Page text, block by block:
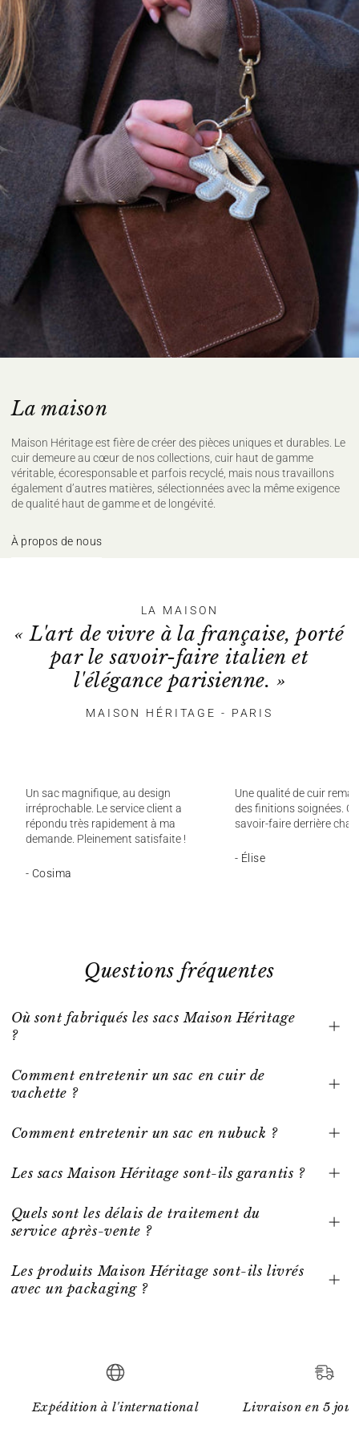
La maison
Maison Héritage est fière de créer des pièces uniques et durables. Le
cuir demeure au cœur de nos collections, cuir haut de gamme
véritable, écoresponsable et parfois recyclé, mais nous travaillons
également d’autres matières, sélectionnées avec la même exigence
de qualité haut de gamme et de longévité.
À propos de nous
LA MAISON
« L'art de vivre à la française, porté
par le savoir-faire italien et
l'élégance parisienne. »
MAISON HÉRITAGE - PARIS
Un sac magnifique, au design
irréprochable. Le service client a
répondu très rapidement à ma
demande. Pleinement satisfaite !
- Cosima
Une qualité de cuir
des finitions soignées.
savoir-faire derrière
- Élise
Questions fréquentes
Où sont fabriqués les sacs Maison Héritage
?
Comment entretenir un sac en cuir de
vachette ?
Comment entretenir un sac en nubuck ?
Les sacs Maison Héritage sont-ils garantis ?
Quels sont les délais de traitement du
service après-vente ?
Les produits Maison Héritage sont-ils livrés
avec un packaging ?
Expédition à l'international Livraison en 5